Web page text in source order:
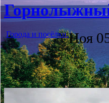
Города и посёлки.Ноя